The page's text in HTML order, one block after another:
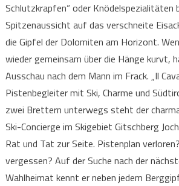
Schlutzkrapfen“ oder Knödelspezialitäten
Spitzenaussicht auf das verschneite
die Gipfel der Dolomiten am Horizont.
wieder gemeinsam über die Hänge kurvt,
Ausschau nach dem Mann im Frack. „Il
Pistenbegleiter mit Ski, Charme und
zwei Brettern unterwegs steht der
Ski-Concierge im Skigebiet Gitschberg
Rat und Tat zur Seite. Pistenplan
vergessen? Auf der Suche nach der
Wahlheimat kennt er neben jedem